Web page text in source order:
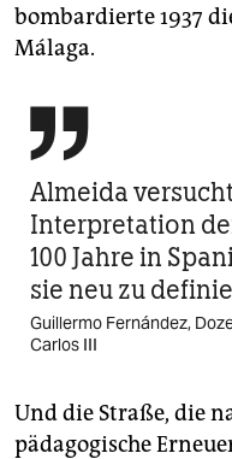
bombardierte 1937
Málaga.

Almeida
Interpretation
100 Jahre in
sie neu zu
Guillermo Fernández,
Carlos III
Und die Straße, die
pädagogische